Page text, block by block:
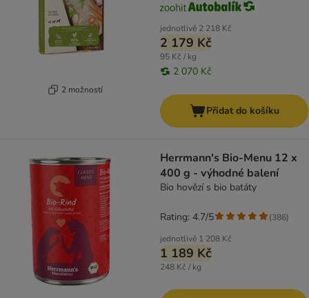
2 možností
jednotlivě 2 218 Kč
2 179 Kč
95 Kč / kg
2 070 Kč
Přidat do košíku
Herrmann's Bio-Menu 12 x
400 g - výhodné balení
Bio hovězí s bio batáty
jednotlivě 1 208 Kč
1 189 Kč
248 Kč / kg
Rating: 4.7/5 (386)